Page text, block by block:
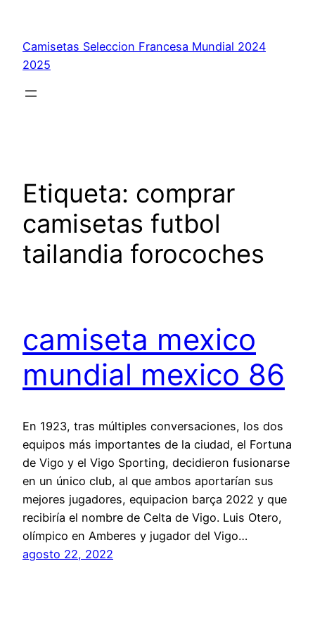
contenido
Camisetas Seleccion Francesa Mundial 2024
2025
Etiqueta: comprar
camisetas futbol
tailandia forocoches
camiseta mexico
mundial mexico 86
En 1923, tras múltiples conversaciones, los dos
equipos más importantes de la ciudad, el Fortuna
de Vigo y el Vigo Sporting, decidieron fusionarse
en un único club, al que ambos aportarían sus
mejores jugadores, equipacion barça 2022 y que
recibiría el nombre de Celta de Vigo. Luis Otero,
olímpico en Amberes y jugador del Vigo…
agosto 22, 2022